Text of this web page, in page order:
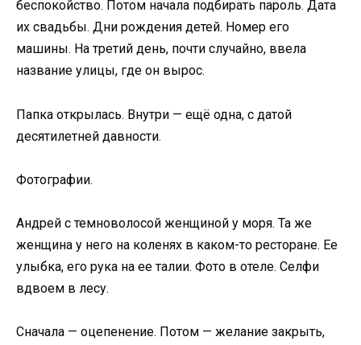
беспокойство. Потом начала подбирать пароль. Дата
их свадьбы. Дни рождения детей. Номер его
машины. На третий день, почти случайно, ввела
название улицы, где он вырос.
Папка открылась. Внутри — ещё одна, с датой
десятилетней давности.
Фотографии.
Андрей с темноволосой женщиной у моря. Та же
женщина у него на коленях в каком-то ресторане. Ее
улыбка, его рука на ее талии. Фото в отеле. Селфи
вдвоем в лесу.
Сначала — оцепенение. Потом — желание закрыть,